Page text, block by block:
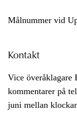
Målnummer vid
Kontakt
Vice överåklagare
kommentarer på
juni mellan